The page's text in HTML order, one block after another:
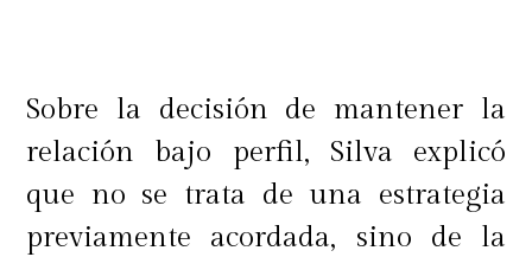
Sobre la decisión de mantener la
relación bajo perfil, Silva explicó
que no se trata de una estrategia
previamente acordada, sino de la